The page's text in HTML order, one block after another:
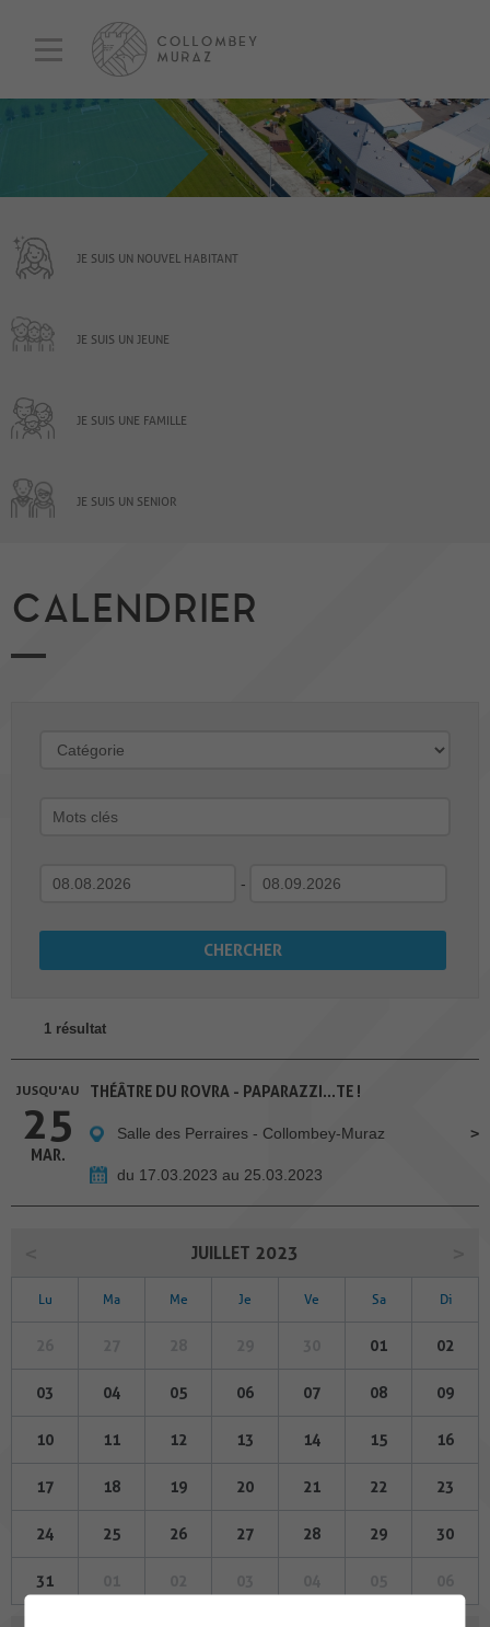
JE SUIS UN NOUVEL HABITANT
JE SUIS UN JEUNE
JE SUIS UNE FAMILLE
JE SUIS UN SENIOR
CALENDRIER
-
1 résultat
JUSQU'AU
25
MAR.
THÉÂTRE DU ROVRA - PAPARAZZI...TE !
Salle des Perraires - Collombey-Muraz
du 17.03.2023 au 25.03.2023
JUILLET 2023
Lu Ma Me Je Ve Sa Di
01 02
03 04 05 06 07 08 09
10 11 12 13 14 15 16
17 18 19 20 21 22 23
24 25 26 27 28 29 30
31